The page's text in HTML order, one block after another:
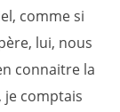
comme si
lui, nous
connaitre la
comptais